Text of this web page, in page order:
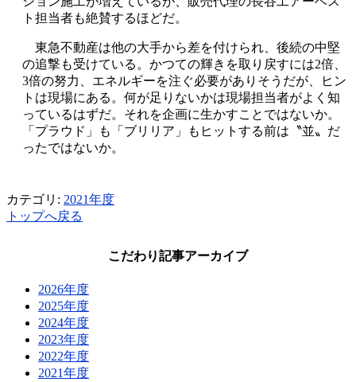
ト担当者も絶賛するほどだ。
東急不動産は他の大手から差を付けられ、後続の中堅
の追撃も受けている。かつての輝きを取り戻すには2倍、
3倍の努力、エネルギーを注ぐ必要がありそうだが、ヒン
トは現場にある。何が足りないかは現場担当者がよく知
っているはずだ。それを企画に生かすことではないか。
「プラウド」も「ブリリア」もヒットする前は〝並〟だ
ったではないか。
カテゴリ: 2021年度
トップへ戻る
こだわり記事アーカイブ
2026年度
2025年度
2024年度
2023年度
2022年度
2021年度